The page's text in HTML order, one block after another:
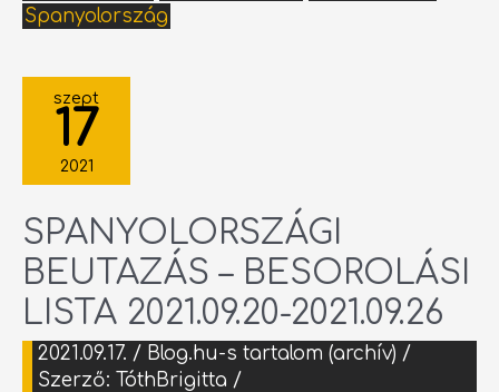
Spanyolország
szept
17
2021
SPANYOLORSZÁGI
BEUTAZÁS – BESOROLÁSI
LISTA 2021.09.20-2021.09.26
2021.09.17. / Blog.hu-s tartalom (archív) /
Szerző: TóthBrigitta /
BEUTAZÁS
–
BESOROLÁSI
LISTA
2021.09.20-